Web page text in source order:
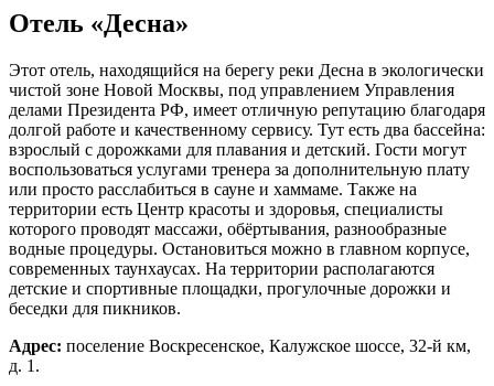
Фото и видеосъемка
Инфраструктура
Смотреть все
Рестораны
Беседки с мангалом
СПА-зона
Развлечения
Всё для детей
Спорт и отдых
Частные праздники
Отель «Десна»
Этот отель, находящийся на берегу реки Десна в экологически
чистой зоне Новой Москвы, под управлением Управления
делами Президента РФ, имеет отличную репутацию благодаря
долгой работе и качественному сервису. Тут есть два бассейна:
взрослый с дорожками для плавания и детский. Гости могут
воспользоваться услугами тренера за дополнительную плату
или просто расслабиться в сауне и хаммаме. Также на
территории есть Центр красоты и здоровья, специалисты
которого проводят массажи, обёртывания, разнообразные
водные процедуры. Остановиться можно в главном корпусе,
современных таунхаусах. На территории располагаются
детские и спортивные площадки, прогулочные дорожки и
беседки для пикников.
Адрес: поселение Воскресенское, Калужское шоссе, 32-й км,
д. 1.